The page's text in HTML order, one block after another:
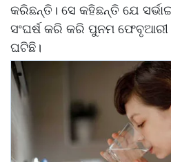
କରିଛନ୍ତି। ସେ କହିଛନ୍ତି ଯେ
ସଂଘର୍ଷ କରି କରି ପୁନମ ଫେବୃଆରୀ
ଘଟିଛି।